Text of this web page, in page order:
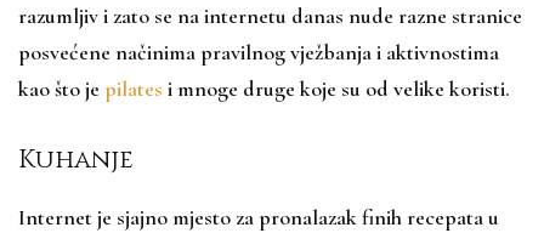
razumljiv i zato se na internetu danas nude razne stranice
posvećene načinima pravilnog vježbanja i aktivnostima
kao što je pilates i mnoge druge koje su od velike koristi.
Kuhanje
Internet je sjajno mjesto za pronalazak finih recepata u